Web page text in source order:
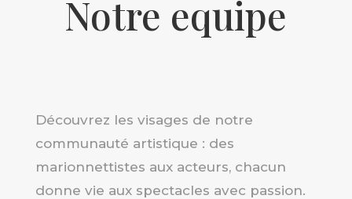
Notre equipe
Découvrez les visages de notre
communauté artistique : des
marionnettistes aux acteurs, chacun
donne vie aux spectacles avec passion.